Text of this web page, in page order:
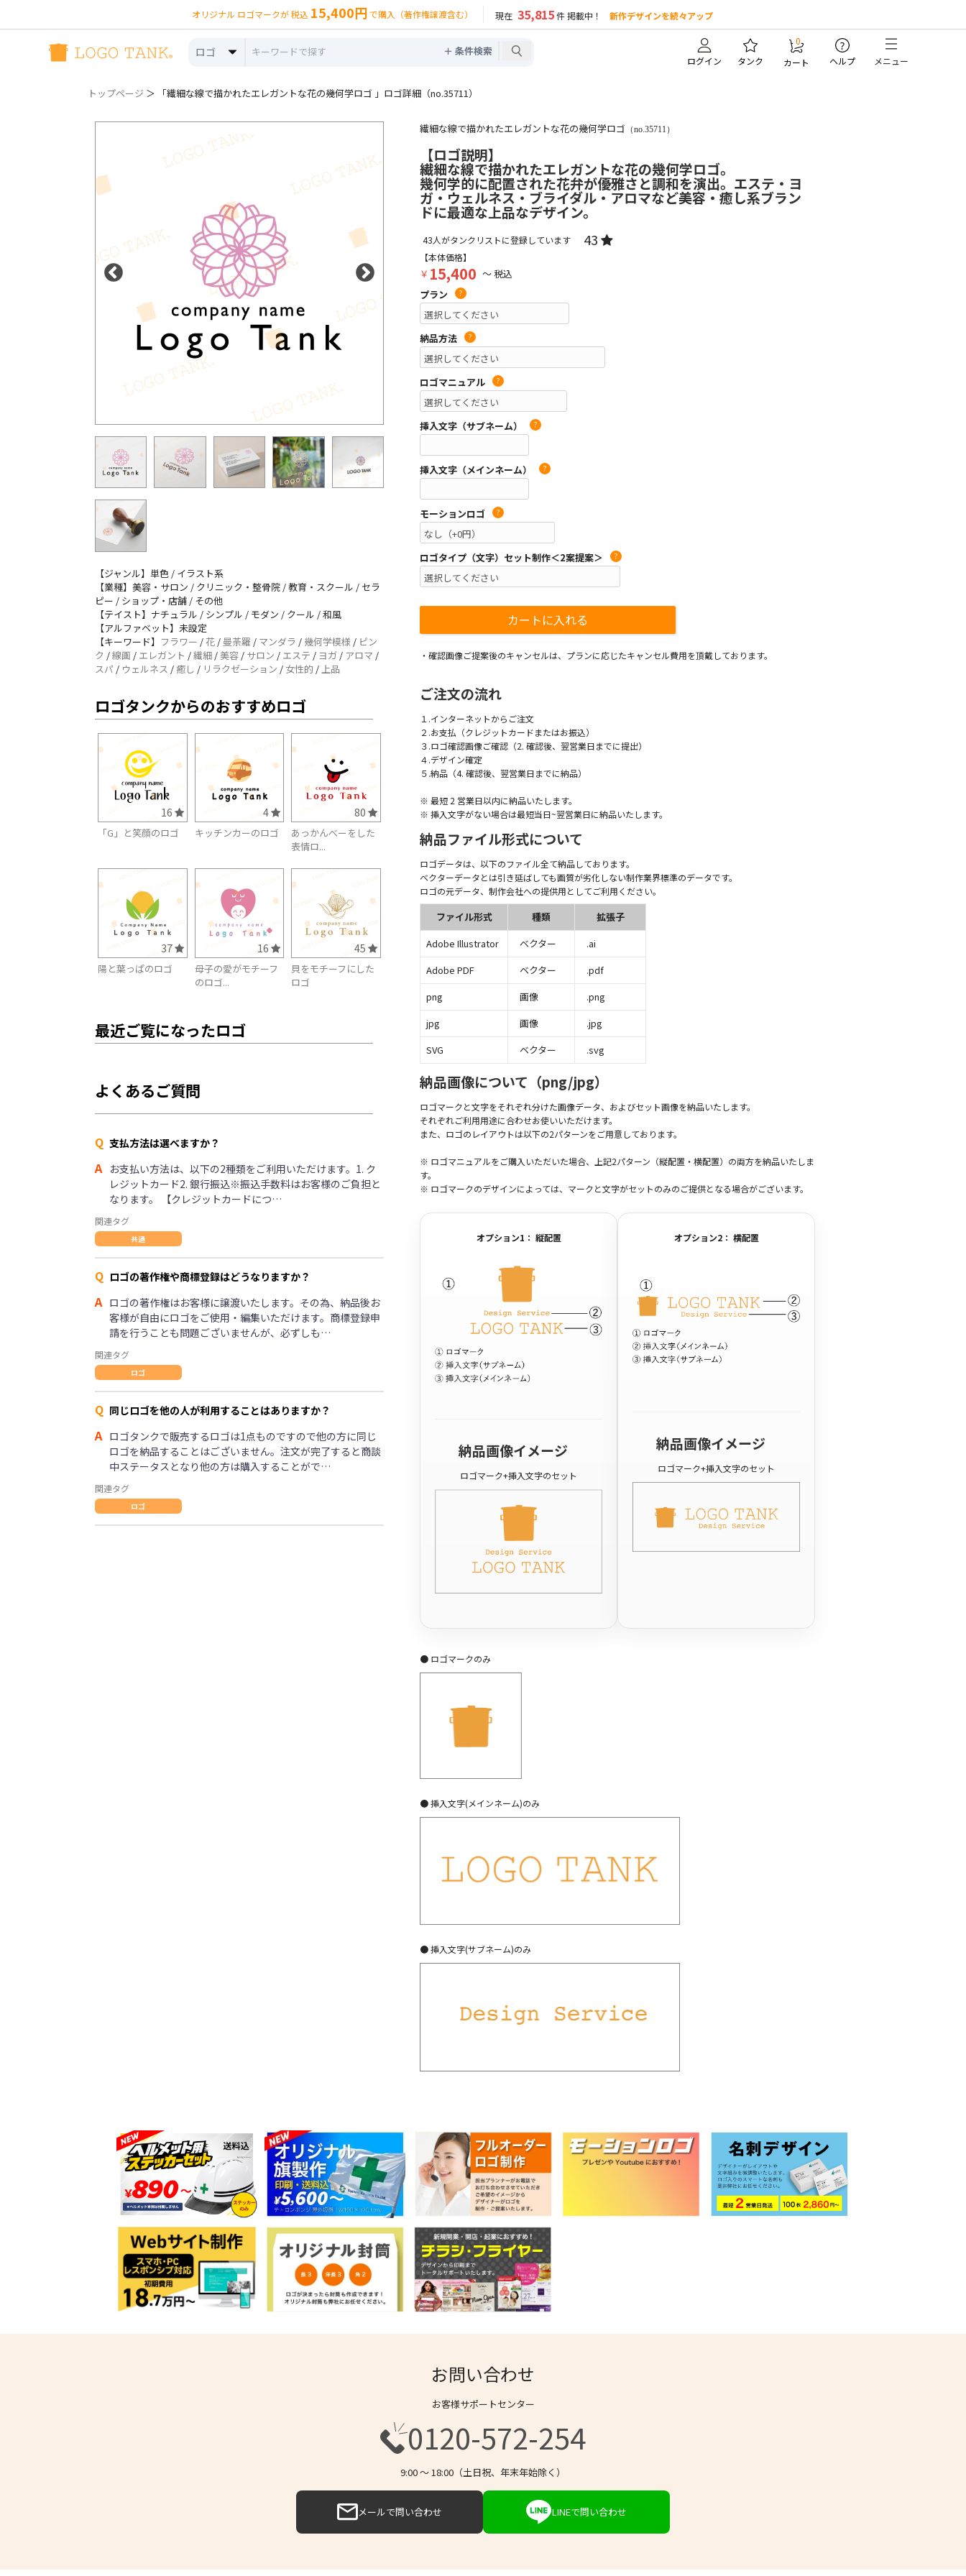
オリジナル ロゴマークが 税込 15,400円 で購入（著作権譲渡含む） 現在 35,815件 掲載中！ 新作デザインを続々アップ
ロゴ ＋ 条件検索
ログイン タンク
0
カート
?
ヘルプ メニュー
トップページ ＞ 「繊細な線で描かれたエレガントな花の幾何学ロゴ 」ロゴ詳細（no.35711）
【ジャンル】単色 / イラスト系
【業種】美容・サロン / クリニック・整骨院 / 教育・スクール / セラ
ピー / ショップ・店舗 / その他
【テイスト】ナチュラル / シンプル / モダン / クール / 和風
【アルファベット】未設定
【キーワード】 フラワー /花 / 曼荼羅 / マンダラ / 幾何学模様 / ピン
ク /線画 / エレガント /繊細 /美容 / サロン / エステ / ヨガ / アロマ /
スパ / ウェルネス /癒し / リラクゼーション / 女性的 / 上品
ロゴタンクからのおすすめロゴ
16
「G」と笑顔のロゴ
4
キッチンカーのロゴ
80
あっかんべーをした
表情ロ...
37
陽と葉っぱのロゴ
16
母子の愛がモチーフ
のロゴ...
45
貝をモチーフにした
ロゴ
最近ご覧になったロゴ
よくあるご質問
Q 支払方法は選べますか？
A お支払い方法は、以下の2種類をご利用いただけます。1. ク
レジットカード2. 銀行振込※振込手数料はお客様のご負担と
なります。 【クレジットカードにつ…
関連タグ
共通
Q ロゴの著作権や商標登録はどうなりますか？
A ロゴの著作権はお客様に譲渡いたします。その為、納品後お
客様が自由にロゴをご使用・編集いただけます。商標登録申
請を行うことも問題ございませんが、必ずしも…
関連タグ
ロゴ
Q 同じロゴを他の人が利用することはありますか？
A ロゴタンクで販売するロゴは1点ものですので他の方に同じ
ロゴを納品することはございません。注文が完了すると商談
中ステータスとなり他の方は購入することがで…
関連タグ
ロゴ
繊細な線で描かれたエレガントな花の幾何学ロゴ （no.35711）
【ロゴ説明】
繊細な線で描かれたエレガントな花の幾何学ロゴ。
幾何学的に配置された花弁が優雅さと調和を演出。エステ・ヨ
ガ・ウェルネス・ブライダル・アロマなど美容・癒し系ブラン
ドに最適な上品なデザイン。
43人がタンクリストに登録しています 43
【本体価格】
￥ 15,400 ～ 税込
プラン
?
納品方法 ?
ロゴマニュアル ?
挿入文字（サブネーム） ?
挿入文字（メインネーム） ?
モーションロゴ ?
ロゴタイプ（文字）セット制作＜2案提案＞ ?
・確認画像ご提案後のキャンセルは、プランに応じたキャンセル費用を頂戴しております。
ご注文の流れ
１.インターネットからご注文
２.お支払（クレジットカードまたはお振込）
３.ロゴ確認画像ご確認（2. 確認後、翌営業日までに提出）
４.デザイン確定
５.納品（4. 確認後、翌営業日までに納品）
※ 最短 2 営業日以内に納品いたします。
※ 挿入文字がない場合は最短当日~翌営業日に納品いたします。
納品ファイル形式について
ロゴデータは、以下のファイル全て納品しております。
ベクターデータとは引き延ばしても画質が劣化しない制作業界標準のデータです。
ロゴの元データ、制作会社への提供用としてご利用ください。
ファイル形式 種類
拡張子
Adobe Illustrator
ベクター
.ai
Adobe PDF
ベクター
.pdf
png
画像
.png
jpg
画像
.jpg
SVG
ベクター .svg
納品画像について（png/jpg）
ロゴマークと文字をそれぞれ分けた画像データ、およびセット画像を納品いたします。
それぞれご利用用途に合わせお使いいただけます。
また、ロゴのレイアウトは以下の2パターンをご用意しております。
※ ロゴマニュアルをご購入いただいた場合、上記2パターン（縦配置・横配置）の両方を納品いたしま
す。
※ ロゴマークのデザインによっては、マークと文字がセットのみのご提供となる場合がございます。
オプション1： 縦配置
納品画像イメージ
ロゴマーク+挿入文字のセット
オプション2： 横配置
納品画像イメージ
ロゴマーク+挿入文字のセット
● ロゴマークのみ
● 挿入文字(メインネーム)のみ
● 挿入文字(サブネーム)のみ
お問い合わせ
お客様サポートセンター
0120-572-254
9:00 〜 18:00（土日祝、年末年始除く）
メールで問い合わせ LINEで問い合わせ